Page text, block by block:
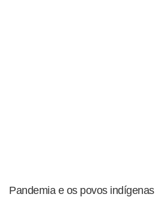
Pandemia e os povos indígenas